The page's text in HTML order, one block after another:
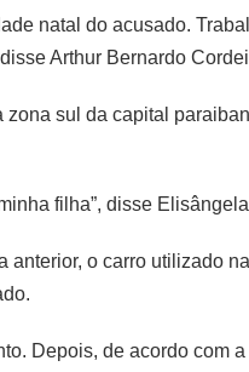
natal do acusado.
Arthur Bernardo
sul da capital
filha”, disse
o carro utilizado
Depois, de acordo com